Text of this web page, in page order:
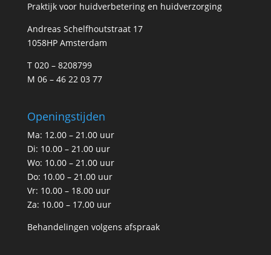
Praktijk voor huidverbetering en huidverzorging
Andreas Schelfhoutstraat 17
1058HP Amsterdam
T 020 – 8208799
M 06 – 46 22 03 77
Openingstijden
Ma: 12.00 – 21.00 uur
Di: 10.00 – 21.00 uur
Wo: 10.00 – 21.00 uur
Do: 10.00 – 21.00 uur
Vr: 10.00 – 18.00 uur
Za: 10.00 – 17.00 uur
Behandelingen volgens afspraak